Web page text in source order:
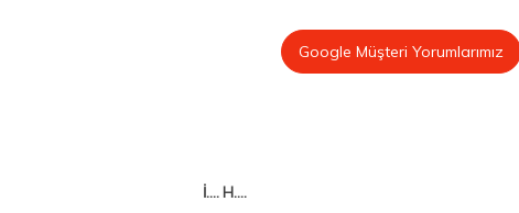
Google Müşteri Yorumlarımız
İ.... H....